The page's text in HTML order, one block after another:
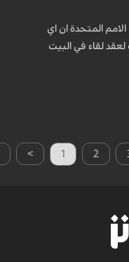
الامم المتحدة ان اي
لعقد لقاء في البيت
> 1 2